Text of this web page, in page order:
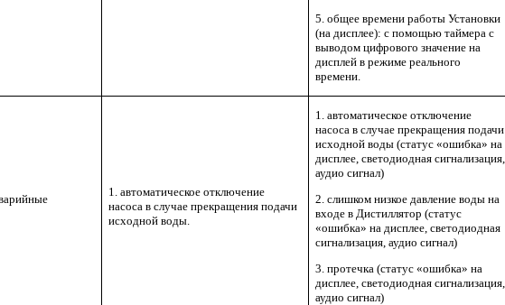
5. общее времени работы Установки
(на дисплее): с помощью таймера с
выводом цифрового значение на
дисплей в режиме реального
времени.
1. автоматическое отключение
насоса в случае прекращения подачи
исходной воды.
1. автоматическое отключение
насоса в случае прекращения подачи
исходной воды (статус «ошибка» на
дисплее, светодиодная сигнализация,
аудио сигнал)
2. слишком низкое давление воды на
входе в Дистиллятор (статус
«ошибка» на дисплее, светодиодная
сигнализация, аудио сигнал)
3. протечка (статус «ошибка» на
дисплее, светодиодная сигнализация,
аудио сигнал)